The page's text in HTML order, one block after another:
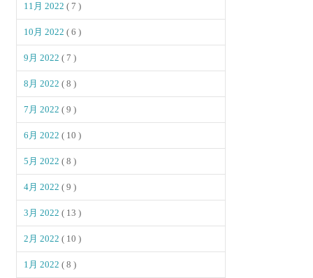
11月 2022( 7 )
10月 2022( 6 )
9月 2022( 7 )
8月 2022( 8 )
7月 2022( 9 )
6月 2022( 10 )
5月 2022( 8 )
4月 2022( 9 )
3月 2022( 13 )
2月 2022( 10 )
1月 2022( 8 )